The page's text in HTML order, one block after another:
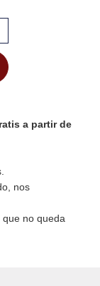
a partir de
nos
no queda